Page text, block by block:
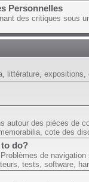
Personnelles
des critiques sous
littérature, expositions,
autour des pièces de
cote des
to do?
de navigation
tests, software,